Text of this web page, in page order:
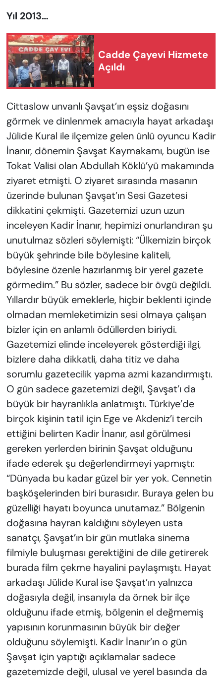
Yıl 2013…
Cadde Çayevi Hizmete
Açıldı
Cittaslow unvanlı Şavşat’ın eşsiz doğasını
görmek ve dinlenmek amacıyla hayat arkadaşı
Jülide Kural ile ilçemize gelen ünlü oyuncu Kadir
İnanır, dönemin Şavşat Kaymakamı, bugün ise
Tokat Valisi olan Abdullah Köklü’yü makamında
ziyaret etmişti. O ziyaret sırasında masanın
üzerinde bulunan Şavşat’ın Sesi Gazetesi
dikkatini çekmişti. Gazetemizi uzun uzun
inceleyen Kadir İnanır, hepimizi onurlandıran şu
unutulmaz sözleri söylemişti: “Ülkemizin birçok
büyük şehrinde bile böylesine kaliteli,
böylesine özenle hazırlanmış bir yerel gazete
görmedim.” Bu sözler, sadece bir övgü değildi.
Yıllardır büyük emeklerle, hiçbir beklenti içinde
olmadan memleketimizin sesi olmaya çalışan
bizler için en anlamlı ödüllerden biriydi.
Gazetemizi elinde inceleyerek gösterdiği ilgi,
bizlere daha dikkatli, daha titiz ve daha
sorumlu gazetecilik yapma azmi kazandırmıştı.
O gün sadece gazetemizi değil, Şavşat’ı da
büyük bir hayranlıkla anlatmıştı. Türkiye’de
birçok kişinin tatil için Ege ve Akdeniz’i tercih
ettiğini belirten Kadir İnanır, asıl görülmesi
gereken yerlerden birinin Şavşat olduğunu
ifade ederek şu değerlendirmeyi yapmıştı:
“Dünyada bu kadar güzel bir yer yok. Cennetin
başköşelerinden biri burasıdır. Buraya gelen bu
güzelliği hayatı boyunca unutamaz.” Bölgenin
doğasına hayran kaldığını söyleyen usta
sanatçı, Şavşat’ın bir gün mutlaka sinema
filmiyle buluşması gerektiğini de dile getirerek
burada film çekme hayalini paylaşmıştı. Hayat
arkadaşı Jülide Kural ise Şavşat’ın yalnızca
doğasıyla değil, insanıyla da örnek bir ilçe
olduğunu ifade etmiş, bölgenin el değmemiş
yapısının korunmasının büyük bir değer
olduğunu söylemişti. Kadir İnanır’ın o gün
Şavşat için yaptığı açıklamalar sadece
gazetemizde değil, ulusal ve yerel basında da